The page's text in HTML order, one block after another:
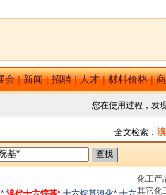
会|新闻|招聘|人才|材料价格|
您在使用过程，发
全文检索：
化工产
其它化